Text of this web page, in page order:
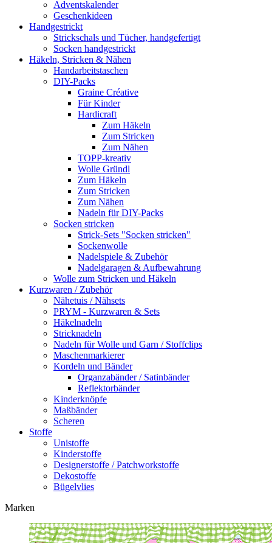
Adventskalender
Geschenkideen
Handgestrickt
Strickschals und Tücher, handgefertigt
Socken handgestrickt
Häkeln, Stricken & Nähen
Handarbeitstaschen
DIY-Packs
Graine Créative
Für Kinder
Hardicraft
Zum Häkeln
Zum Stricken
Zum Nähen
TOPP-kreativ
Wolle Gründl
Zum Häkeln
Zum Stricken
Zum Nähen
Nadeln für DIY-Packs
Socken stricken
Strick-Sets "Socken stricken"
Sockenwolle
Nadelspiele & Zubehör
Nadelgaragen & Aufbewahrung
Wolle zum Stricken und Häkeln
Kurzwaren / Zubehör
Nähetuis / Nähsets
PRYM - Kurzwaren & Sets
Häkelnadeln
Stricknadeln
Nadeln für Wolle und Garn / Stoffclips
Maschenmarkierer
Kordeln und Bänder
Organzabänder / Satinbänder
Reflektorbänder
Kinderknöpfe
Maßbänder
Scheren
Stoffe
Unistoffe
Kinderstoffe
Designerstoffe / Patchworkstoffe
Dekostoffe
Bügelvlies
Marken